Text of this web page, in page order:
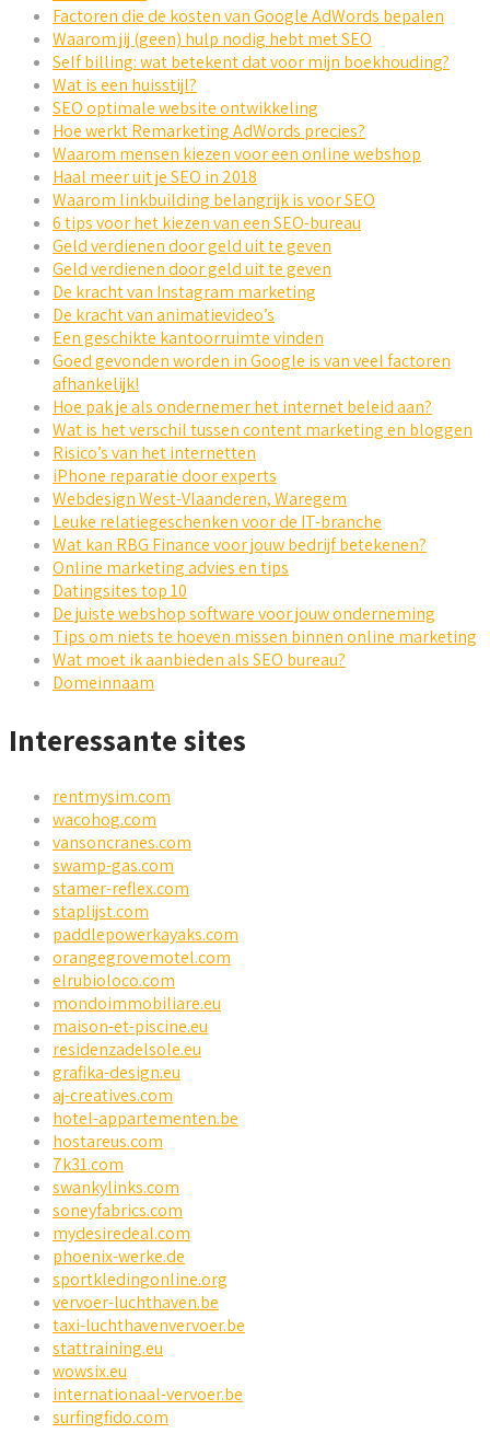
Factoren die de kosten van Google AdWords bepalen
Waarom jij (geen) hulp nodig hebt met SEO
Self billing: wat betekent dat voor mijn boekhouding?
Wat is een huisstijl?
SEO optimale website ontwikkeling
Hoe werkt Remarketing AdWords precies?
Waarom mensen kiezen voor een online webshop
Haal meer uit je SEO in 2018
Waarom linkbuilding belangrijk is voor SEO
6 tips voor het kiezen van een SEO-bureau
Geld verdienen door geld uit te geven
Geld verdienen door geld uit te geven
De kracht van Instagram marketing
De kracht van animatievideo’s
Een geschikte kantoorruimte vinden
Goed gevonden worden in Google is van veel factoren
afhankelijk!
Hoe pak je als ondernemer het internet beleid aan?
Wat is het verschil tussen content marketing en bloggen
Risico’s van het internetten
iPhone reparatie door experts
Webdesign West-Vlaanderen, Waregem
Leuke relatiegeschenken voor de IT-branche
Wat kan RBG Finance voor jouw bedrijf betekenen?
Online marketing advies en tips
Datingsites top 10
De juiste webshop software voor jouw onderneming
Tips om niets te hoeven missen binnen online marketing
Wat moet ik aanbieden als SEO bureau?
Domeinnaam
Interessante sites
rentmysim.com
wacohog.com
vansoncranes.com
swamp-gas.com
stamer-reflex.com
staplijst.com
paddlepowerkayaks.com
orangegrovemotel.com
elrubioloco.com
mondoimmobiliare.eu
maison-et-piscine.eu
residenzadelsole.eu
grafika-design.eu
aj-creatives.com
hotel-appartementen.be
hostareus.com
7k31.com
swankylinks.com
soneyfabrics.com
mydesiredeal.com
phoenix-werke.de
sportkledingonline.org
vervoer-luchthaven.be
taxi-luchthavenvervoer.be
stattraining.eu
wowsix.eu
internationaal-vervoer.be
surfingfido.com